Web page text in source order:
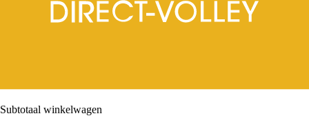
Subtotaal winkelwagen